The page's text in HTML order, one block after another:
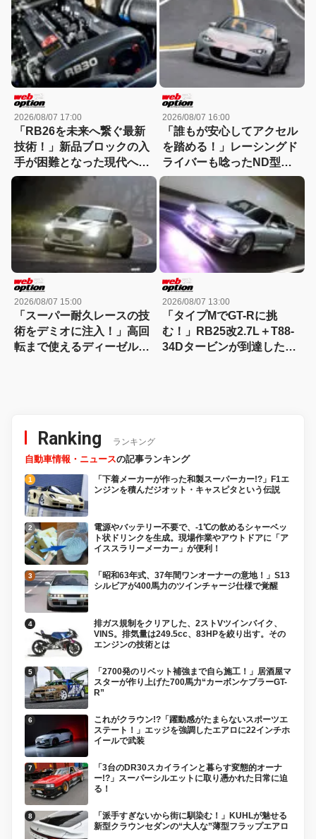
2026/08/07 17:00
「RB26を未来へ繋ぐ最新
技術！」新品ブロックの入
手が困難となった現代へ向
けたHKSの回答
2026/08/07 16:00
「誰もが安心してアクセル
を踏める！」レーシングド
ライバーも唸ったND型ロ
ードスター改の真実
2026/08/07 15:00
「スーパー耐久レースの技
術をデミオに注入！」高回
転まで使えるディーゼルタ
2026/08/07 13:00
「タイプMでGT-Rに挑
む！」RB25改2.7L＋T88-
34Dタービンが到達した
Ranking ランキング
自動車情報・ニュースの記事ランキング
「下着メーカーが作った和製スーパーカー!?」F1エ
ンジンを積んだジオット・キャスピタという伝説
電源やバッテリー不要で、-1℃の飲めるシャーベッ
ト状ドリンクを生成。現場作業やアウトドアに「ア
イススラリーメーカー」が便利！
「昭和63年式、37年間ワンオーナーの意地！」S13
シルビアが400馬力のツインチャージ仕様で覚醒
排ガス規制をクリアした、2ストVツインバイク、
VINS。排気量は249.5cc、83HPを絞り出す。その
エンジンの技術とは
「2700発のリベット補強まで自ら施工！」居酒屋マ
スターが作り上げた700馬力“カーボンケブラーGT-
R”
これがクラウン!?「躍動感がたまらないスポーツエ
ステート！」エッジを強調したエアロに22インチホ
イールで武装
「3台のDR30スカイラインと暮らす変態的オーナ
ー!?」スーパーシルエットに取り憑かれた日常に迫
る！
「派手すぎないから街に馴染む！」KUHLが魅せる
新型クラウンセダンの“大人な”薄型フラップエアロ